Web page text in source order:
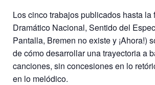
Los cinco trabajos publicados hasta la
Dramático Nacional, Sentido del
Pantalla, Bremen no existe y ¡Ahora!)
de cómo desarrollar una trayectoria a
canciones, sin concesiones en lo
en lo melódico.